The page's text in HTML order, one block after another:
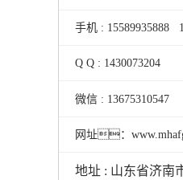
手机 : 15589935888
Q Q : 1430073204
微信 : 13675310547
网址：
地址 : 山东省济南